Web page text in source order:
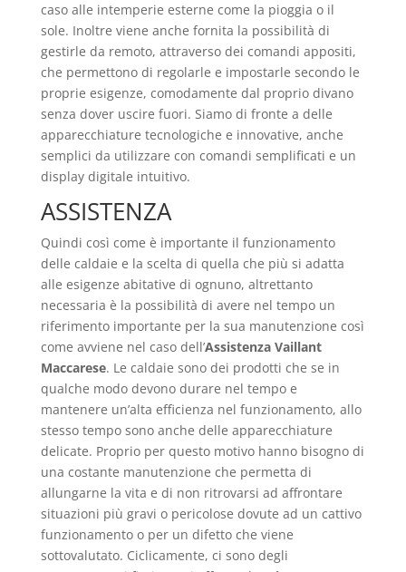
caso alle intemperie esterne come la pioggia o il
sole. Inoltre viene anche fornita la possibilità di
gestirle da remoto, attraverso dei comandi appositi,
che permettono di regolarle e impostarle secondo le
proprie esigenze, comodamente dal proprio divano
senza dover uscire fuori. Siamo di fronte a delle
apparecchiature tecnologiche e innovative, anche
semplici da utilizzare con comandi semplificati e un
display digitale intuitivo.
ASSISTENZA
Quindi così come è importante il funzionamento
delle caldaie e la scelta di quella che più si adatta
alle esigenze abitative di ognuno, altrettanto
necessaria è la possibilità di avere nel tempo un
riferimento importante per la sua manutenzione così
come avviene nel caso dell’Assistenza Vaillant
Maccarese. Le caldaie sono dei prodotti che se in
qualche modo devono durare nel tempo e
mantenere un’alta efficienza nel funzionamento, allo
stesso tempo sono anche delle apparecchiature
delicate. Proprio per questo motivo hanno bisogno di
una costante manutenzione che permetta di
allungarne la vita e di non ritrovarsi ad affrontare
situazioni più gravi o pericolose dovute ad un cattivo
funzionamento o per un difetto che viene
sottovalutato. Ciclicamente, ci sono degli